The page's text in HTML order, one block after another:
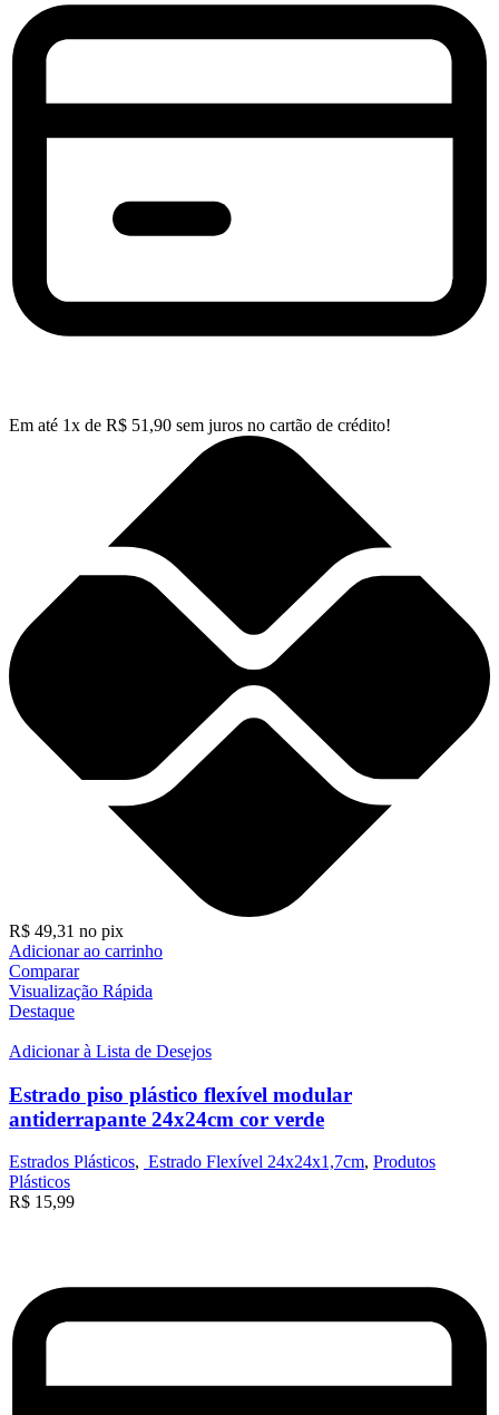
Em até 1x de R$ 51,90 sem juros no cartão de crédito!
R$ 49,31 no pix
Adicionar ao carrinho
Comparar
Visualização Rápida
Destaque
Adicionar à Lista de Desejos
Estrado piso plástico flexível modular
antiderrapante 24x24cm cor verde
Estrados Plásticos, Estrado Flexível 24x24x1,7cm, Produtos
Plásticos
R$ 15,99